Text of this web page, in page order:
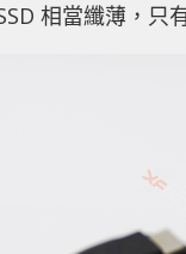
相當纖薄，只